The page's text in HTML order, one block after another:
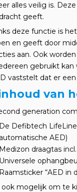
alles veilig is.
geeft.
deze functie is
en geeft door
aan. Ook
gebruikt
vaststelt dat er
van
generation
De Defibtech
automatische AED)
Medizon draagtas
Universele
Raamsticker “AED in
ook mogelijk om te